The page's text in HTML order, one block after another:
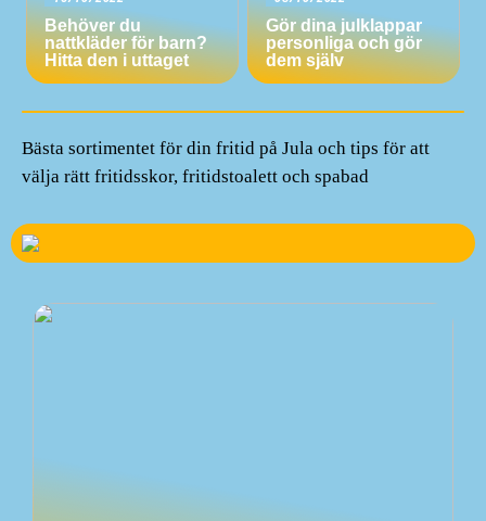
Behöver du
nattkläder för barn?
Hitta den i uttaget
Gör dina julklappar
personliga och gör
dem själv
Bästa sortimentet för din fritid på Jula och tips för att
välja rätt fritidsskor, fritidstoalett och spabad